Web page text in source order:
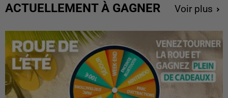
ACTUELLEMENT À GAGNER Voir plus